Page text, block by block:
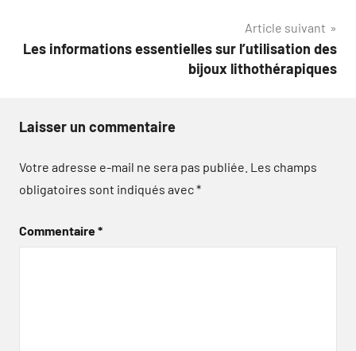
Article suivant
Les informations essentielles sur l’utilisation des
bijoux lithothérapiques
Laisser un commentaire
Votre adresse e-mail ne sera pas publiée. Les champs
obligatoires sont indiqués avec*
Commentaire*